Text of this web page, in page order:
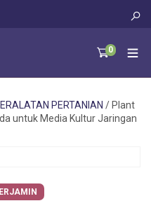
0
PERTANIAN / Plant
untuk Media Kultur Jaringan